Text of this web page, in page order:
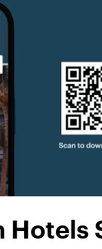
Hotels